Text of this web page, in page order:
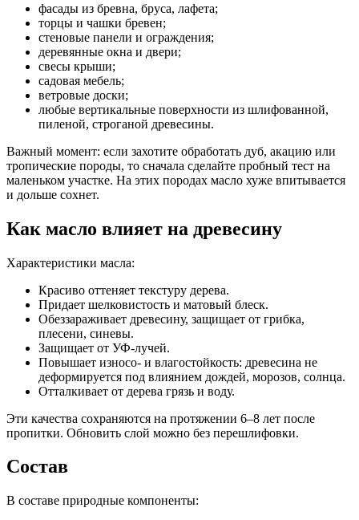
фасады из бревна, бруса, лафета;
торцы и чашки бревен;
стеновые панели и ограждения;
деревянные окна и двери;
свесы крыши;
садовая мебель;
ветровые доски;
любые вертикальные поверхности из шлифованной,
пиленой, строганой древесины.
Важный момент: если захотите обработать дуб, акацию или
тропические породы, то сначала сделайте пробный тест на
маленьком участке. На этих породах масло хуже впитывается
и дольше сохнет.
Как масло влияет на древесину
Характеристики масла:
Красиво оттеняет текстуру дерева.
Придает шелковистость и матовый блеск.
Обеззараживает древесину, защищает от грибка,
плесени, синевы.
Защищает от УФ-лучей.
Повышает износо- и влагостойкость: древесина не
деформируется под влиянием дождей, морозов, солнца.
Отталкивает от дерева грязь и воду.
Эти качества сохраняются на протяжении 6–8 лет после
пропитки. Обновить слой можно без перешлифовки.
Состав
В составе природные компоненты: